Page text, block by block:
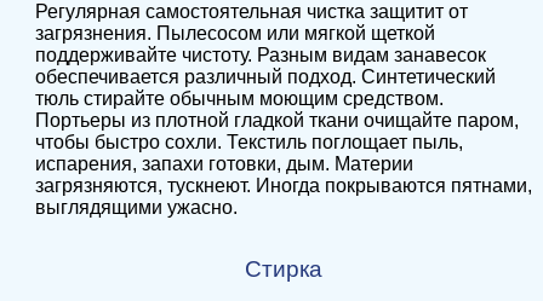
Регулярная самостоятельная чистка защитит от
загрязнения. Пылесосом или мягкой щеткой
поддерживайте чистоту. Разным видам занавесок
обеспечивается различный подход. Синтетический
тюль стирайте обычным моющим средством.
Портьеры из плотной гладкой ткани очищайте паром,
чтобы быстро сохли. Текстиль поглощает пыль,
испарения, запахи готовки, дым. Материи
загрязняются, тускнеют. Иногда покрываются пятнами,
выглядящими ужасно.
Стирка